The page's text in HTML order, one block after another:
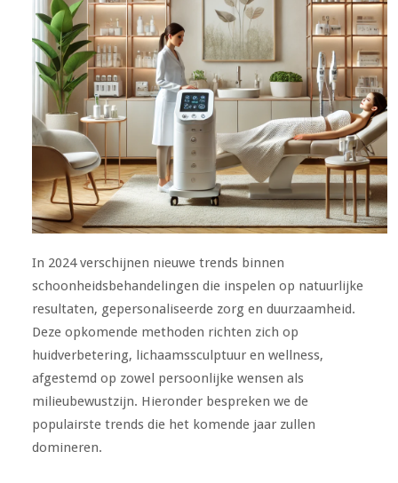
In 2024 verschijnen nieuwe trends binnen
schoonheidsbehandelingen die inspelen op natuurlijke
resultaten, gepersonaliseerde zorg en duurzaamheid.
Deze opkomende methoden richten zich op
huidverbetering, lichaamssculptuur en wellness,
afgestemd op zowel persoonlijke wensen als
milieubewustzijn. Hieronder bespreken we de
populairste trends die het komende jaar zullen
domineren.